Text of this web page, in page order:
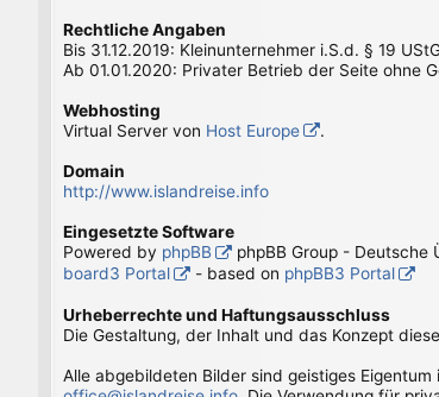
Rechtliche Angaben
Bis 31.12.2019: Kleinunternehmer i.S.d. § 19
Ab 01.01.2020: Privater Betrieb der Seite ohne
Webhosting
Virtual Server von Host Europe .
Domain
http://www.islandreise.info
Eingesetzte Software
Powered by phpBB phpBB Group - Deutsche
board3 Portal
- based on phpBB3 Portal
Urheberrechte und Haftungsausschluss
Die Gestaltung, der Inhalt und das Konzept
Alle abgebildeten Bilder sind geistiges